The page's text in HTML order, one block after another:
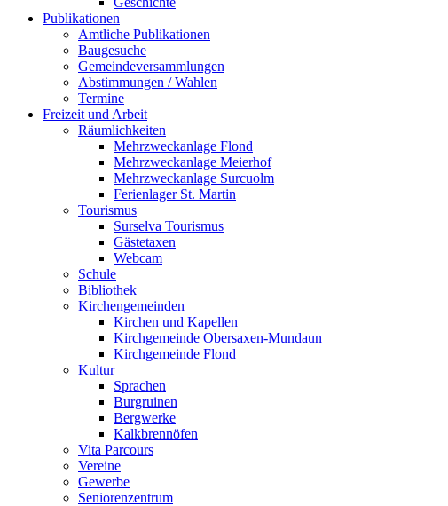
Publikationen
Amtliche Publikationen
Baugesuche
Gemeindeversammlungen
Abstimmungen / Wahlen
Termine
Freizeit und Arbeit
Räumlichkeiten
Mehrzweckanlage Flond
Mehrzweckanlage Meierhof
Mehrzweckanlage Surcuolm
Ferienlager St. Martin
Tourismus
Surselva Tourismus
Gästetaxen
Webcam
Schule
Bibliothek
Kirchengemeinden
Kirchen und Kapellen
Kirchgemeinde Obersaxen-Mundaun
Kirchgemeinde Flond
Kultur
Sprachen
Burgruinen
Bergwerke
Kalkbrennöfen
Vita Parcours
Vereine
Gewerbe
Seniorenzentrum